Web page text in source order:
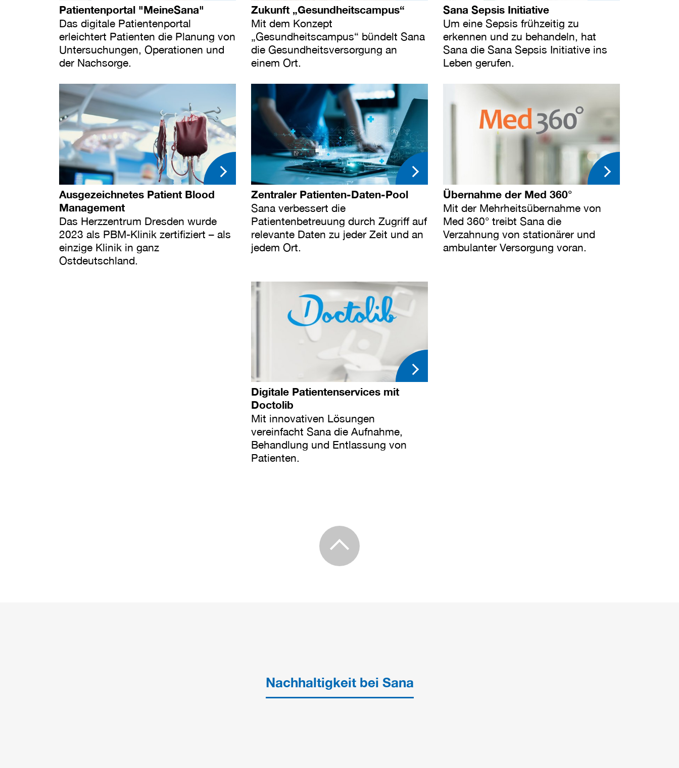
Patientenportal "MeineSana"
Das digitale Patientenportal
erleichtert Patienten die Planung von
Untersuchungen, Operationen und
der Nachsorge.
Zukunft „Gesundheitscampus“
Mit dem Konzept
„Gesundheitscampus“ bündelt Sana
die Gesundheitsversorgung an
einem Ort.
Sana Sepsis Initiative
Um eine Sepsis frühzeitig zu
erkennen und zu behandeln, hat
Sana die Sana Sepsis Initiative ins
Leben gerufen.
Ausgezeichnetes Patient Blood
Management
Das Herzzentrum Dresden wurde
2023 als PBM-Klinik zertifiziert – als
einzige Klinik in ganz
Ostdeutschland.
Zentraler Patienten-Daten-Pool
Sana verbessert die
Patientenbetreuung durch Zugriff auf
relevante Daten zu jeder Zeit und an
jedem Ort.
Übernahme der Med 360°
Mit der Mehrheitsübernahme von
Med 360° treibt Sana die
Verzahnung von stationärer und
ambulanter Versorgung voran.
Digitale Patientenservices mit
Doctolib
Mit innovativen Lösungen
vereinfacht Sana die Aufnahme,
Behandlung und Entlassung von
Patienten.
Nachhaltigkeit bei Sana